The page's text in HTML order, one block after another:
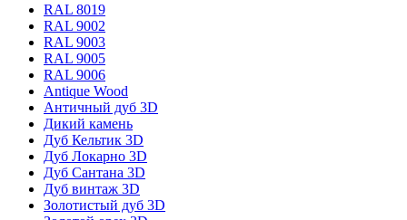
RAL 8019
RAL 9002
RAL 9003
RAL 9005
RAL 9006
Antique Wood
Античный дуб 3D
Дикий камень
Дуб Кельтик 3D
Дуб Локарно 3D
Дуб Сантана 3D
Дуб винтаж 3D
Золотистый дуб 3D